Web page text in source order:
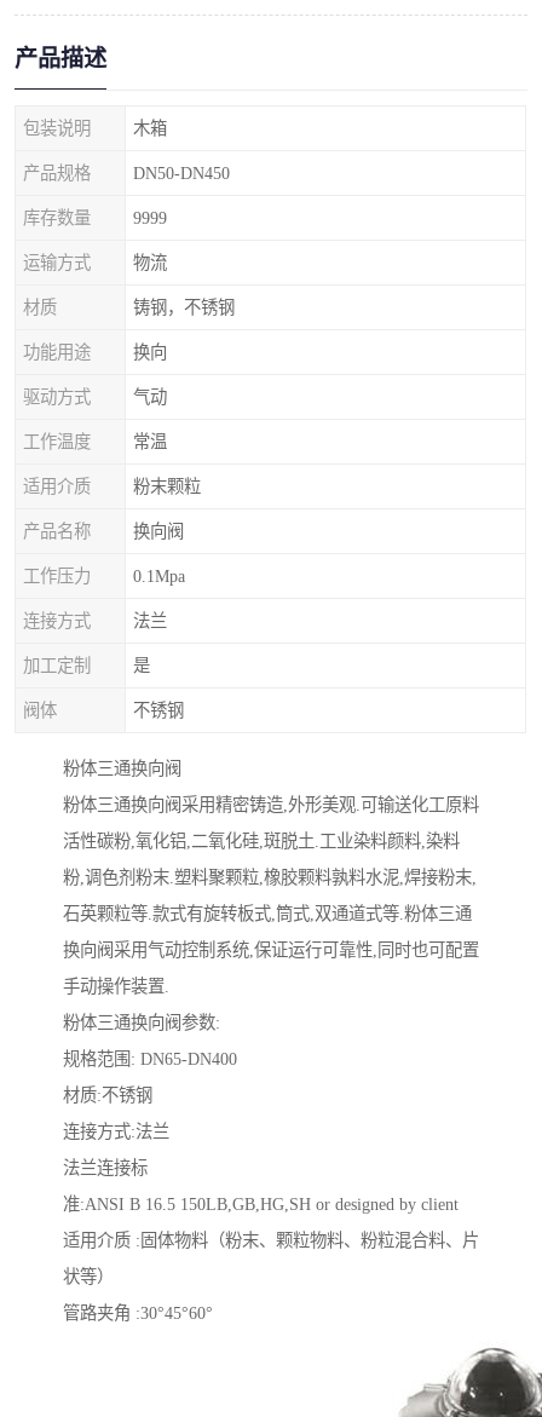
产品描述
包装说明 木箱
产品规格 DN50-DN450
库存数量 9999
运输方式 物流
材质 铸钢，不锈钢
功能用途 换向
驱动方式 气动
工作温度 常温
适用介质 粉末颗粒
产品名称 换向阀
工作压力 0.1Mpa
连接方式 法兰
加工定制 是
阀体 不锈钢
粉体三通换向阀
粉体三通换向阀采用精密铸造,外形美观.可输送化工原料
活性碳粉,氧化铝,二氧化硅,斑脱土.工业染料颜料,染料
粉,调色剂粉末.塑料聚颗粒,橡胶颗料孰料水泥,焊接粉末,
石英颗粒等.款式有旋转板式,筒式,双通道式等.粉体三通
换向阀采用气动控制系统,保证运行可靠性,同时也可配置
手动操作装置.
粉体三通换向阀参数:
规格范围: DN65-DN400
材质:不锈钢
连接方式:法兰
法兰连接标
准:ANSI B 16.5 150LB,GB,HG,SH or designed by client
适用介质 :固体物料（粉末、颗粒物料、粉粒混合料、片
状等）
管路夹角 :30°45°60°